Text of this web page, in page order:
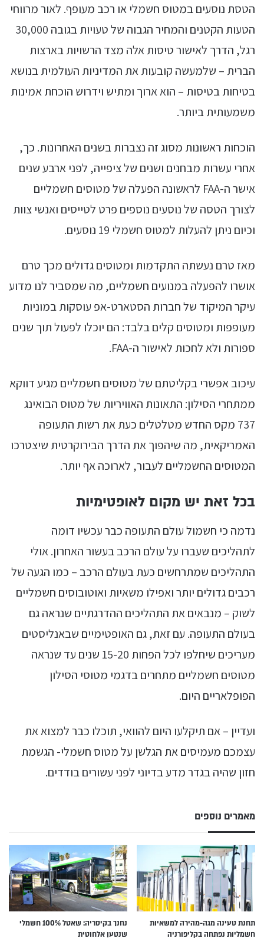
הטסת נוסעים במטוס חשמלי או רכב מעופף. לאור מרווחי
הטעות הקטנים והמחיר הגבוה של טעויות בגובה 30,000
רגל, הדרך לאישור טיסות אלה מצד הרשויות בארצות
הברית – שלמעשה קובעות את המדיניות העולמית בנושא
בטיחות בטיסות – הוא ארוך ומתיש וידרוש הוכחת אמינות
משמעותית ביותר.
הוכחות ראשונות מסוג זה נצברות בשנים האחרונות. כך,
אחרי עשרות מבחנים ושנים של ציפייה, לפני ארבע שנים
אישר ה-FAA לראשונה הפעלה של מטוסים חשמליים
לצורך הטסה של נוסעים נוספים פרט לטייסים ואנשי צוות
וכיום ניתן להעלות למטוס חשמלי 19 נוסעים.
מאז טרם נעשתה התקדמות ומטוסים גדולים מכך טרם
אושרו להפעלה במנועים חשמליים, מה שמסביר לנו מדוע
עיקר המיקוד של חברות הסטארט-אפ עוסקות במוניות
מעופפות ומטוסים קלים בלבד: הם יוכלו לפעול תוך שנים
ספורות ולא לחכות לאישור ה-FAA.
עיכוב אפשרי בקליטתם של מטוסים חשמליים מגיע דווקא
ממתחרי הסילון: התאונות האוויריות של מטוס הבואינג
737 מקס החדש מטלטלים כעת את רשות התעופה
האמריקאית, מה שיהפוך את הדרך הבירוקרטית שיצטרכו
המטוסים החשמליים לעבור, לארוכה אף יותר.
בכל זאת יש מקום לאופטימיות
נדמה כי חשמול עולם התעופה כבר עכשיו דומה
לתהליכים שעברו על עולם הרכב בעשור האחרון. אולי
התהליכים שמתרחשים כעת בעולם הרכב – כמו הגעה של
רכבים גדולים יותר ואפילו משאיות ואוטובוסים חשמליים
לשוק – מנבאים את התהליכים ההדרגתיים שנראה גם
בעולם התעופה. עם זאת, גם האופטימיים שבאנליסטים
מעריכים שיחלפו לכל הפחות 15-20 שנים עד שנראה
מטוסים חשמליים מתחרים בדגמי מטוסי הסילון
הפופלאריים היום.
ועדיין – אם תיקלעו היום להוואי, תוכלו כבר למצוא את
עצמכם מעמיסים את הגלשן על מטוס חשמלי- הגשמת
חזון שהיה בגדר מדע בדיוני לפני עשורים בודדים.
מאמרים נוספים
תחנת טעינה מגה-מהירה למשאיות
חשמליות נפתחה בקליפורניה
נחנך בקיסריה: שאטל 100% חשמלי
שנטען אלחוטית